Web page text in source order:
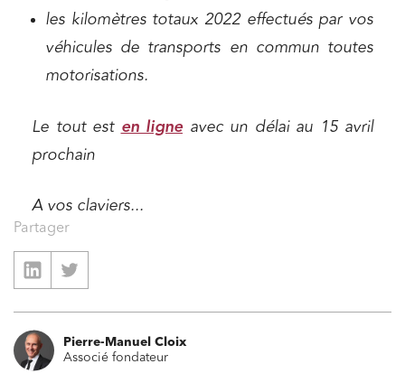
les kilomètres totaux 2022 effectués par vos
véhicules de transports en commun toutes
motorisations.
Le tout est en ligne avec un délai au 15 avril
prochain
A vos claviers...
Partager
Pierre-Manuel Cloix
Associé fondateur